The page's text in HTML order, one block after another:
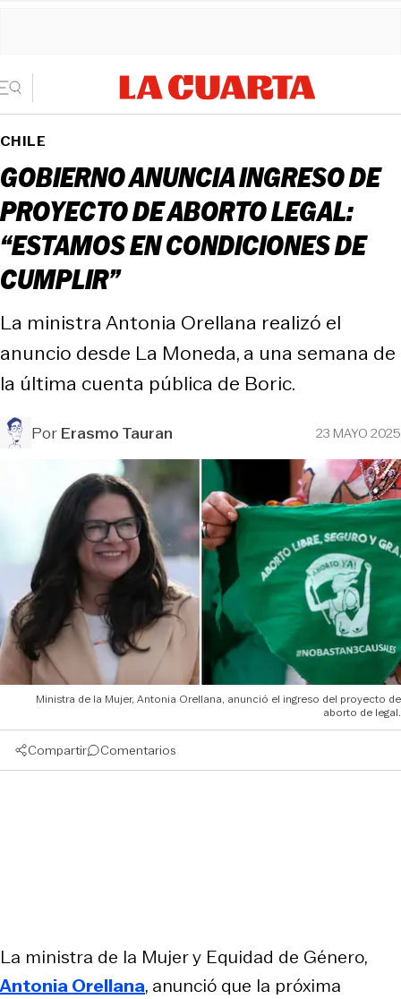
CHILE
GOBIERNO ANUNCIA INGRESO DE
PROYECTO DE ABORTO LEGAL:
“ESTAMOS EN CONDICIONES DE
CUMPLIR”
La ministra Antonia Orellana realizó el
anuncio desde La Moneda, a una semana de
la última cuenta pública de Boric.
PorErasmo Tauran 23 MAYO 2025
Ministra de la Mujer, Antonia Orellana, anunció el ingreso del proyecto de
aborto de legal.
Compartir Comentarios
La ministra de la Mujer y Equidad de Género,
Antonia Orellana, anunció que la próxima